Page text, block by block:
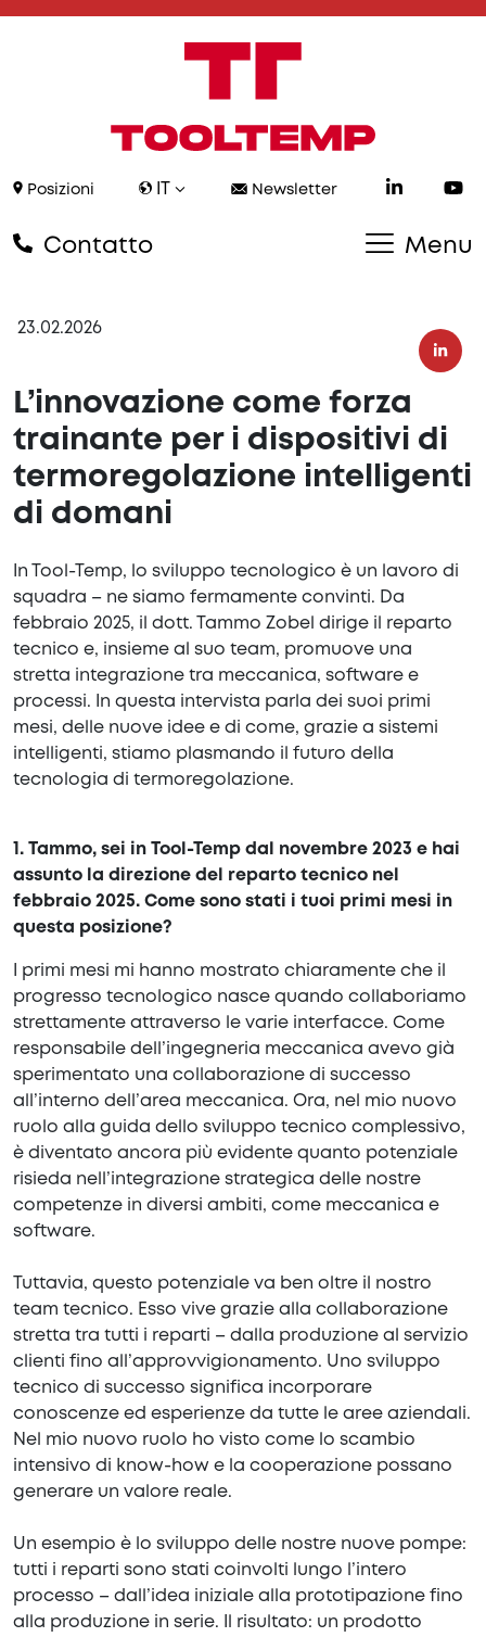
Posizioni IT Newsletter
Contatto Menu
23.02.2026
L’innovazione come forza
trainante per i dispositivi di
termoregolazione intelligenti
di domani
In Tool-Temp, lo sviluppo tecnologico è un lavoro di
squadra – ne siamo fermamente convinti. Da
febbraio 2025, il dott. Tammo Zobel dirige il reparto
tecnico e, insieme al suo team, promuove una
stretta integrazione tra meccanica, software e
processi. In questa intervista parla dei suoi primi
mesi, delle nuove idee e di come, grazie a sistemi
intelligenti, stiamo plasmando il futuro della
tecnologia di termoregolazione.
1. Tammo, sei in Tool-Temp dal novembre 2023 e hai
assunto la direzione del reparto tecnico nel
febbraio 2025. Come sono stati i tuoi primi mesi in
questa posizione?
I primi mesi mi hanno mostrato chiaramente che il
progresso tecnologico nasce quando collaboriamo
strettamente attraverso le varie interfacce. Come
responsabile dell’ingegneria meccanica avevo già
sperimentato una collaborazione di successo
all’interno dell’area meccanica. Ora, nel mio nuovo
ruolo alla guida dello sviluppo tecnico complessivo,
è diventato ancora più evidente quanto potenziale
risieda nell’integrazione strategica delle nostre
competenze in diversi ambiti, come meccanica e
software.
Tuttavia, questo potenziale va ben oltre il nostro
team tecnico. Esso vive grazie alla collaborazione
stretta tra tutti i reparti – dalla produzione al servizio
clienti fino all’approvvigionamento. Uno sviluppo
tecnico di successo significa incorporare
conoscenze ed esperienze da tutte le aree aziendali.
Nel mio nuovo ruolo ho visto come lo scambio
intensivo di know-how e la cooperazione possano
generare un valore reale.
Un esempio è lo sviluppo delle nostre nuove pompe:
tutti i reparti sono stati coinvolti lungo l’intero
processo – dall’idea iniziale alla prototipazione fino
alla produzione in serie. Il risultato: un prodotto